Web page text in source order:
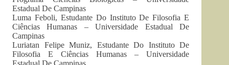
Estadual De Campinas
Luma Feboli, Estudante Do Instituto De Filosofia E
Ciências Humanas – Universidade Estadual De
Campinas
Luriatan Felipe Muniz, Estudante Do Instituto De
Filosofia E Ciências Humanas – Universidade
Estadual De Campinas